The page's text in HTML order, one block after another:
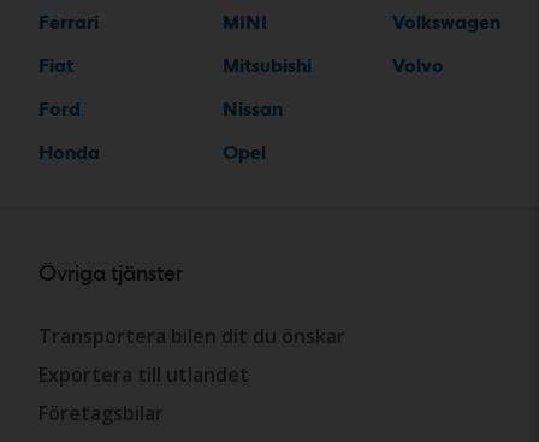
Ferrari
Fiat
Ford
Honda
MINI
Mitsubishi
Nissan
Opel
Volkswagen
Volvo
Övriga tjänster
Transportera bilen dit du önskar
Exportera till utlandet
Företagsbilar